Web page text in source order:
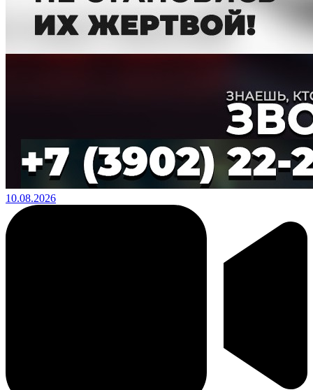
10.08.2026